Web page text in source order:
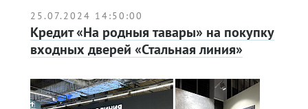
25.07.2024 14:50:00
Кредит «На родныя тавары» на покупку
входных дверей «Стальная линия»